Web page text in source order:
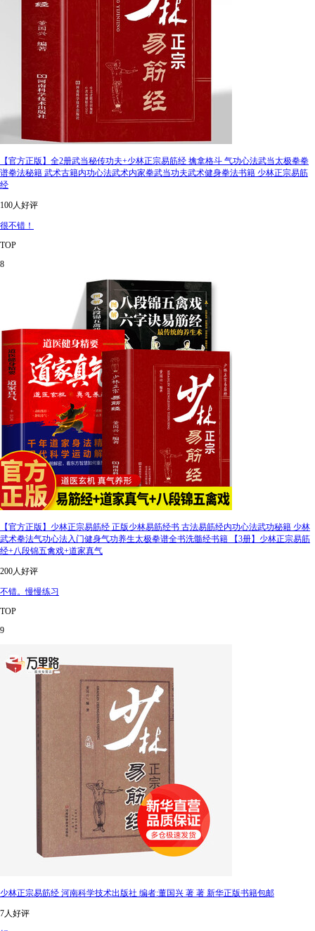
【官方正版】全2册武当秘传功夫+少林正宗易筋经 擒拿格斗 气功心法武当太极拳拳
谱拳法秘籍 武术古籍内功心法武术内家拳武当功夫武术健身拳法书籍 少林正宗易筋
经
100人好评
很不错！
TOP
8
【官方正版】少林正宗易筋经 正版少林易筋经书 古法易筋经内功心法武功秘籍 少林
武术拳法气功心法入门健身气功养生太极拳谱全书洗髓经书籍 【3册】少林正宗易筋
经+八段锦五禽戏+道家真气
200人好评
不错。慢慢练习
TOP
9
少林正宗易筋经 河南科学技术出版社 编者:董国兴 著 著 新华正版书籍包邮
7人好评